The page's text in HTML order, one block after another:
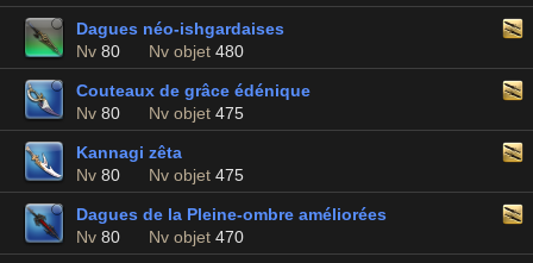
Dagues néo-ishgardaises
Nv 80 Nv objet 480
Couteaux de grâce édénique
Nv 80 Nv objet 475
Kannagi zêta
Nv 80 Nv objet 475
Dagues de la Pleine-ombre améliorées
Nv 80 Nv objet 470